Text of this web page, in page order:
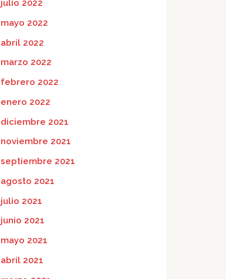
julio 2022
mayo 2022
abril 2022
marzo 2022
febrero 2022
enero 2022
diciembre 2021
noviembre 2021
septiembre 2021
agosto 2021
julio 2021
junio 2021
mayo 2021
abril 2021